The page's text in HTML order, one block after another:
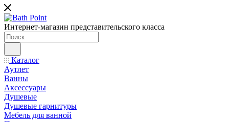
Интернет-магазин представительского класса
Каталог
Аутлет
Ванны
Аксессуары
Душевые
Душевые гарнитуры
Мебель для ванной